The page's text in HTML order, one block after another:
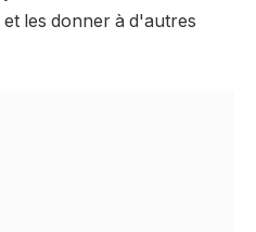
les donner à d'autres